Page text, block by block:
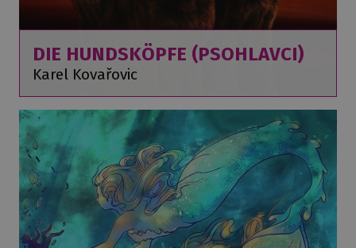
DIE HUNDSKÖPFE (PSOHLAVCI)
Karel Kovařovic